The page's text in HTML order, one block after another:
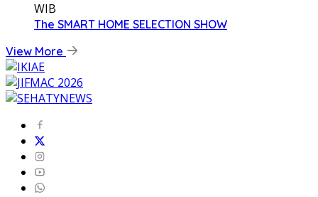
WIB
The SMART HOME SELECTION SHOW
View More